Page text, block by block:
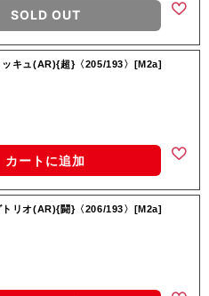
SOLD OUT
ッキュ(AR){超}〈205/193〉[M2a]
カートに追加
トリオ(AR){闘}〈206/193〉[M2a]